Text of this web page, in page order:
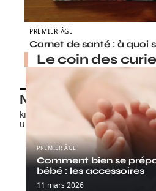
PREMIER ÂGE
Carnet de santé : à quoi
Le coin des
PREMIER ÂGE
Comment bien se
bébé : les accessoires
11 mars 2026
Nos petits chouchous
kids-promo.fr
unbrindefil.fr